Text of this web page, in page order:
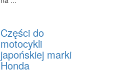
Części do
motocykli
japońskiej marki
Honda